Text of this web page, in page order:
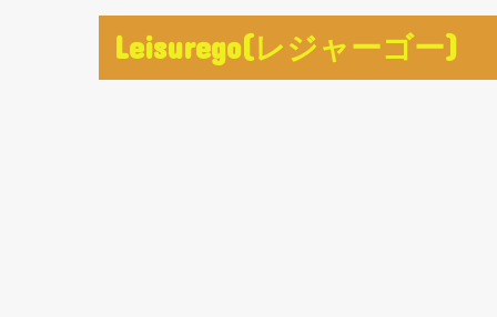
Leisurego(レジャーゴー)